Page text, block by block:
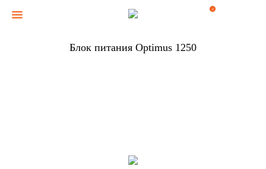
0
Блок питания Optimus 1250